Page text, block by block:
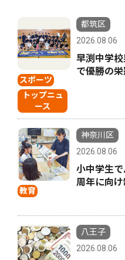
スポーツ
トップニュ
ース
都筑区
2026.08.06
早渕中学
で優勝の
教育
神奈川区
2026.08.06
小中学生
周年に向
八王子
2026.08.06